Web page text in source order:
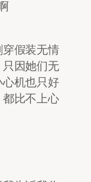
假装无情
因她们无
机也只好
比不上心